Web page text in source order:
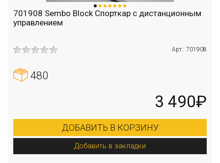
701908 Sembo Block Спорткар с дистанционным
управлением
Арт.: 701908
480
3 490₽
ДОБАВИТЬ В КОРЗИНУ
Добавить в закладки